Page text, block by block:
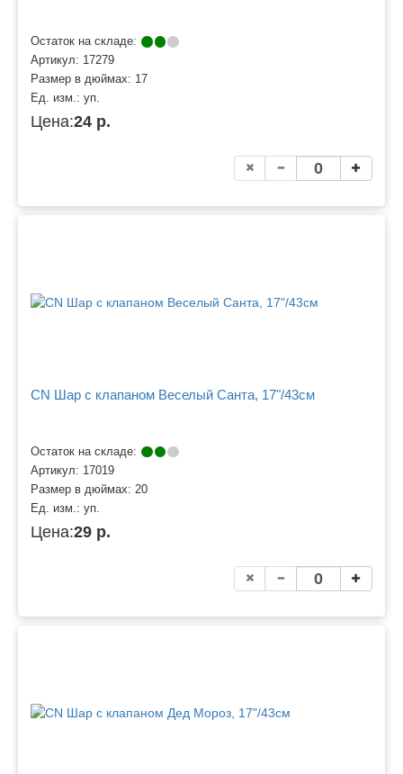
Остаток на складе:
Артикул: 17279
Размер в дюймах: 17
Ед. изм.: уп.
Цена:24 р.
CN Шар с клапаном Веселый Санта, 17"/43см
Остаток на складе:
Артикул: 17019
Размер в дюймах: 20
Ед. изм.: уп.
Цена:29 р.